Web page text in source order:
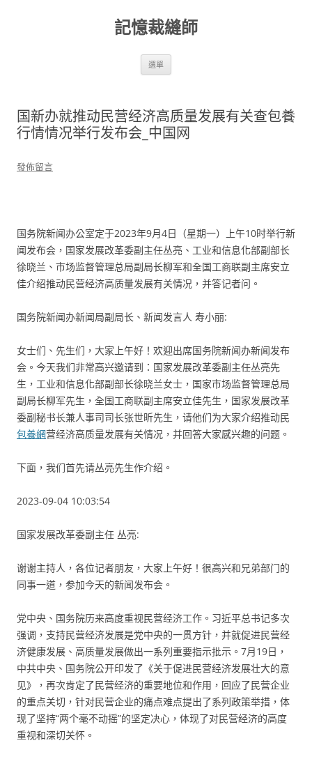
記憶裁縫師
選單
国新办就推动民营经济高质量发展有关查包養
行情情况举行发布会_中国网
發佈留言
国务院新闻办公室定于2023年9月4日（星期一）上午10时举行新
闻发布会，国家发展改革委副主任丛亮、工业和信息化部副部长
徐晓兰、市场监督管理总局副局长柳军和全国工商联副主席安立
佳介绍推动民营经济高质量发展有关情况，并答记者问。
国务院新闻办新闻局副局长、新闻发言人 寿小丽:
女士们、先生们，大家上午好！欢迎出席国务院新闻办新闻发布
会。今天我们非常高兴邀请到：国家发展改革委副主任丛亮先
生，工业和信息化部副部长徐晓兰女士，国家市场监督管理总局
副局长柳军先生，全国工商联副主席安立佳先生，国家发展改革
委副秘书长兼人事司司长张世昕先生，请他们为大家介绍推动民
包養網营经济高质量发展有关情况，并回答大家感兴趣的问题。
下面，我们首先请丛亮先生作介绍。
2023-09-04 10:03:54
国家发展改革委副主任 丛亮:
谢谢主持人，各位记者朋友，大家上午好！很高兴和兄弟部门的
同事一道，参加今天的新闻发布会。
党中央、国务院历来高度重视民营经济工作。习近平总书记多次
强调，支持民营经济发展是党中央的一贯方针，并就促进民营经
济健康发展、高质量发展做出一系列重要指示批示。7月19日，
中共中央、国务院公开印发了《关于促进民营经济发展壮大的意
见》，再次肯定了民营经济的重要地位和作用，回应了民营企业
的重点关切，针对民营企业的痛点难点提出了系列政策举措，体
现了坚持“两个毫不动摇”的坚定决心，体现了对民营经济的高度
重视和深切关怀。